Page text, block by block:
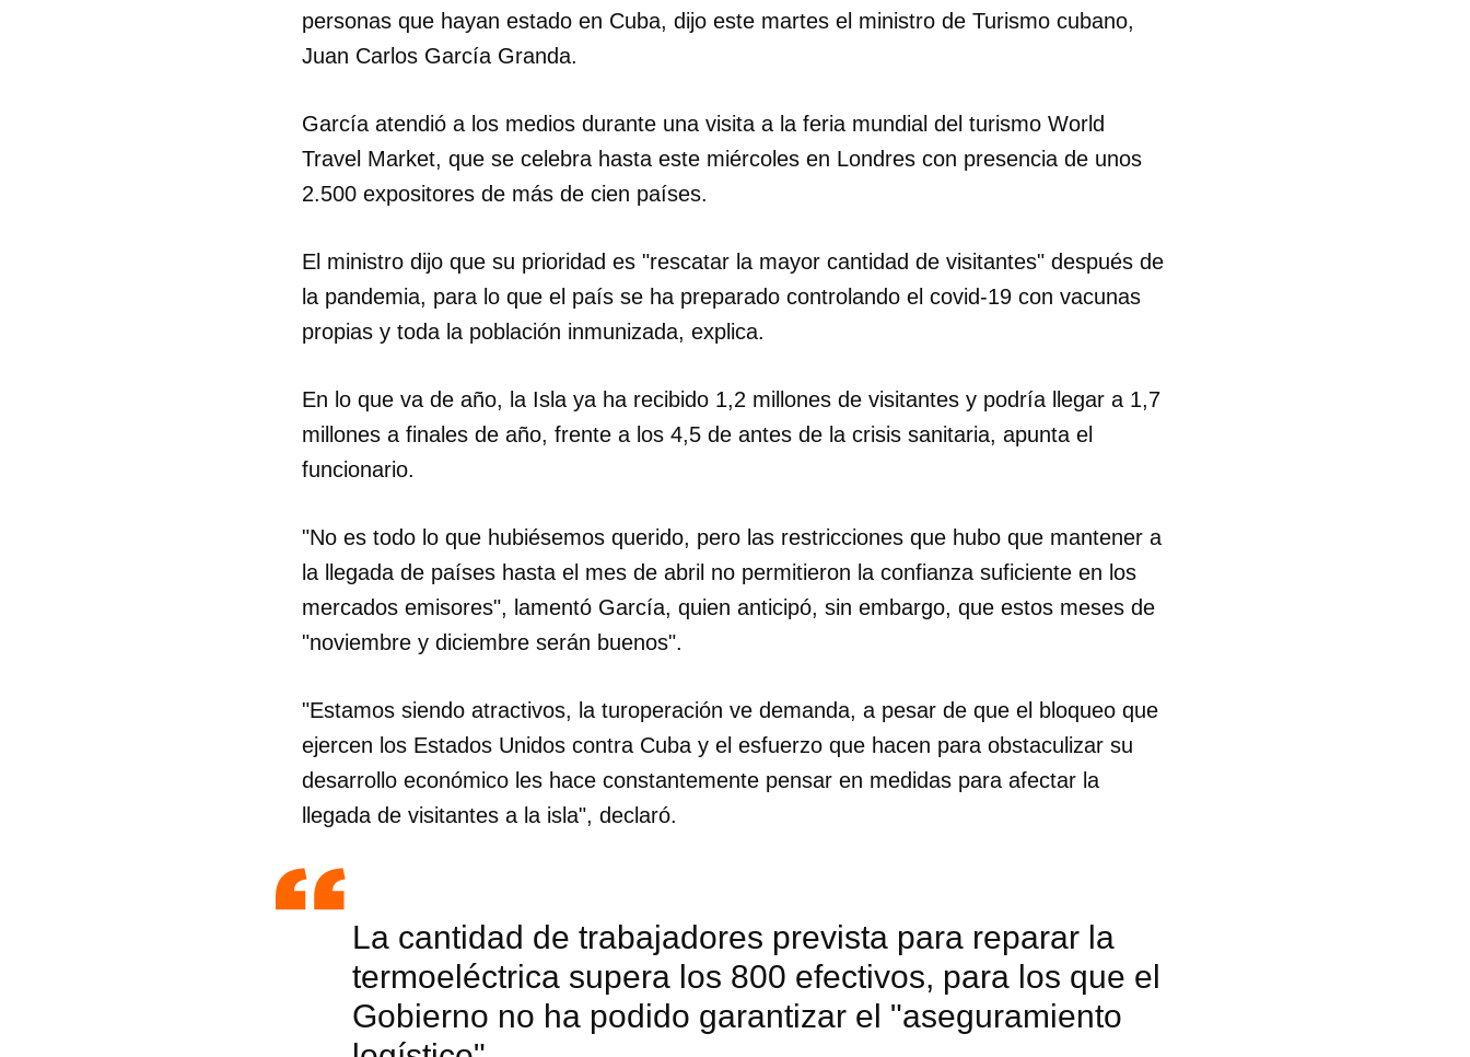
Para poder guardar como favorito, primero has de iniciar sesión con tu
cuenta de 14ymedio.
personas que hayan estado en Cuba, dijo este martes el ministro de Turismo cubano,
Juan Carlos García Granda.
García atendió a los medios durante una visita a la feria mundial del turismo World
Travel Market, que se celebra hasta este miércoles en Londres con presencia de unos
2.500 expositores de más de cien países.
El ministro dijo que su prioridad es "rescatar la mayor cantidad de visitantes" después de
la pandemia, para lo que el país se ha preparado controlando el covid-19 con vacunas
propias y toda la población inmunizada, explica.
En lo que va de año, la Isla ya ha recibido 1,2 millones de visitantes y podría llegar a 1,7
millones a finales de año, frente a los 4,5 de antes de la crisis sanitaria, apunta el
funcionario.
"No es todo lo que hubiésemos querido, pero las restricciones que hubo que mantener a
la llegada de países hasta el mes de abril no permitieron la confianza suficiente en los
mercados emisores", lamentó García, quien anticipó, sin embargo, que estos meses de
"noviembre y diciembre serán buenos".
"Estamos siendo atractivos, la turoperación ve demanda, a pesar de que el bloqueo que
ejercen los Estados Unidos contra Cuba y el esfuerzo que hacen para obstaculizar su
desarrollo económico les hace constantemente pensar en medidas para afectar la
llegada de visitantes a la isla", declaró.
La cantidad de trabajadores prevista para reparar la
termoeléctrica supera los 800 efectivos, para los que el
Gobierno no ha podido garantizar el "aseguramiento